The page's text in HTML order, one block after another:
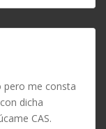
pero me consta
dicha
CAS.